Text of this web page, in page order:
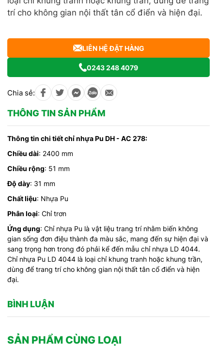
trí cho không gian nội thất tân cổ điển và hiện đại.
LIÊN HỆ ĐẶT HÀNG
0243 248 4079
Chia sẻ:
THÔNG TIN SẢN PHẨM
Thông tin chi tiết chỉ nhựa Pu DH - AC 278:
Chiều dài: 2400 mm
Chiều rộng: 51 mm
Độ dày: 31 mm
Chất liệu: Nhựa Pu
Phân loại: Chỉ trơn
Ứng dụng: Chỉ nhựa Pu là vật liệu trang trí nhằm biến không
gian sống đơn điệu thành đa màu sắc, mang đến sự hiện đại và
sang trọng hơn trong đó phải kể đến mẫu chỉ nhựa LD 4044.
Chỉ nhựa Pu LD 4044 là loại chỉ khung tranh hoặc khung trần,
dùng để trang trí cho không gian nội thất tân cổ điển và hiện
đại.
BÌNH LUẬN
SẢN PHẨM CÙNG LOẠI